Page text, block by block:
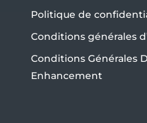
Politique de
Conditions générales
Conditions Générales
Enhancement